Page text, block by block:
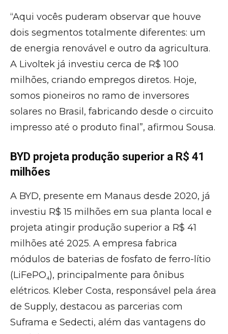
“Aqui vocês puderam observar que houve
dois segmentos totalmente diferentes: um
de energia renovável e outro da agricultura.
A Livoltek já investiu cerca de R$ 100
milhões, criando empregos diretos. Hoje,
somos pioneiros no ramo de inversores
solares no Brasil, fabricando desde o circuito
impresso até o produto final”, afirmou Sousa.
BYD projeta produção superior a R$ 41
milhões
A BYD, presente em Manaus desde 2020, já
investiu R$ 15 milhões em sua planta local e
projeta atingir produção superior a R$ 41
milhões até 2025. A empresa fabrica
módulos de baterias de fosfato de ferro-lítio
(LiFePO₄), principalmente para ônibus
elétricos. Kleber Costa, responsável pela área
de Supply, destacou as parcerias com
Suframa e Sedecti, além das vantagens do